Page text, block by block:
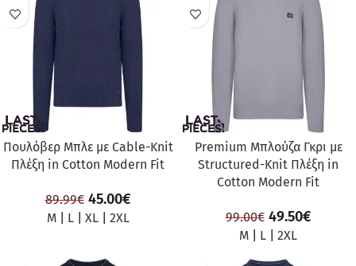
ΠΡΟΣΦΟΡΆ
Πουλόβερ Μπλε με Cable-Knit
Πλέξη in Cotton Modern Fit
89.99€ 45.00€
M| L| XL| 2XL
ΠΡΟΣΦΟΡΆ
Premium Μπλούζα Γκρι με
Structured-Knit Πλέξη in
Cotton Modern Fit
99.00€ 49.50€
M L 2XL